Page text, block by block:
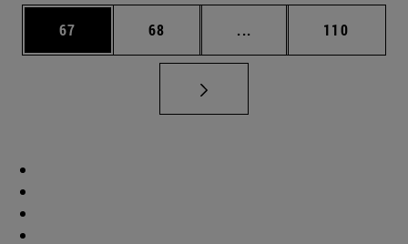
Página
67 Página
68 ... Páginas intermedias
Página
110